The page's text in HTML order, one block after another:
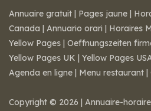
Annuaire gratuit | Pages jaune |
Canada | Annuario orari | Horaires
Yellow Pages | Oeffnungszeiten
Yellow Pages UK | Yellow Pages
Agenda en ligne | Menu restaurant |
Copyright © 2026 | Annuaire-horaire